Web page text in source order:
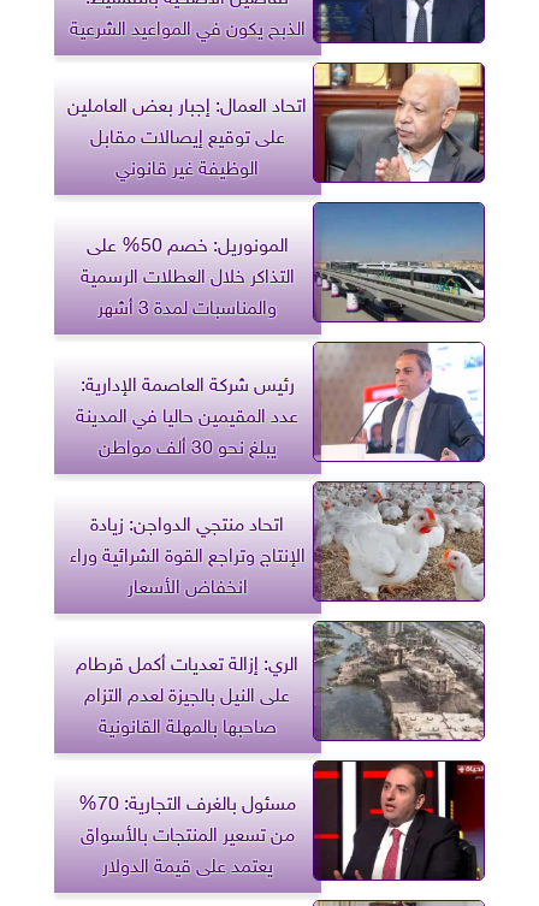
الذبح يكون في المواعيد الشرعية
اتحاد العمال: إجبار بعض العاملين
على توقيع إيصالات مقابل
الوظيفة غير قانوني
المونوريل: خصم 50% على
التذاكر خلال العطلات الرسمية
والمناسبات لمدة 3 أشهر
رئيس شركة العاصمة الإدارية:
عدد المقيمين حاليا في المدينة
يبلغ نحو 30 ألف مواطن
اتحاد منتجي الدواجن: زيادة
الإنتاج وتراجع القوة الشرائية وراء
انخفاض الأسعار
الري: إزالة تعديات أكمل قرطام
على النيل بالجيزة لعدم التزام
صاحبها بالمهلة القانونية
مسئول بالغرف التجارية: 70%
من تسعير المنتجات بالأسواق
يعتمد على قيمة الدولار